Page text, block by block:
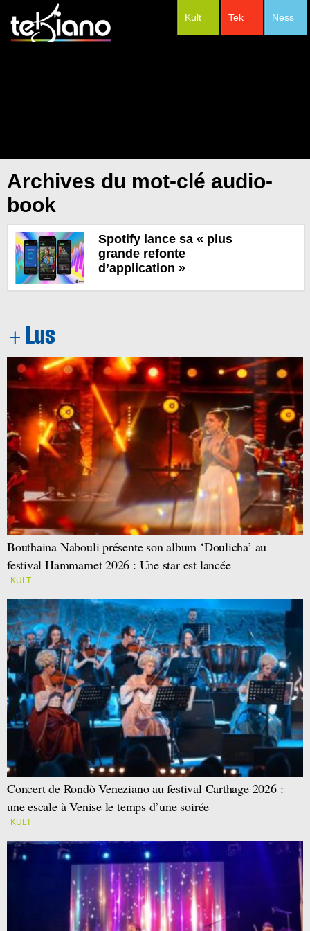
Ness
Tek
Kult
Archives du mot-clé audio-
book
Spotify lance sa « plus
grande refonte
d’application »
Bouthaina Nabouli présente son album ‘Doulicha’ au
festival Hammamet 2026 : Une star est lancée
KULT
Concert de Rondò Veneziano au festival Carthage 2026 :
une escale à Venise le temps d’une soirée
KULT